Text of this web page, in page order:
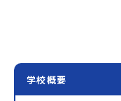
学校概要